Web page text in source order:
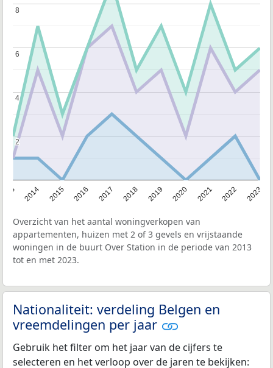
2014 2015 2016 2017 2018 2019 2020 2021 2022 2023
2
2
4
4
6
6
8
8
Overzicht van het aantal woningverkopen van
appartementen, huizen met 2 of 3 gevels en vrijstaande
woningen in de buurt Over Station in de periode van 2013
tot en met 2023.
Nationaliteit: verdeling Belgen en
vreemdelingen per jaar
Gebruik het filter om het jaar van de cijfers te
selecteren en het verloop over de jaren te bekijken: